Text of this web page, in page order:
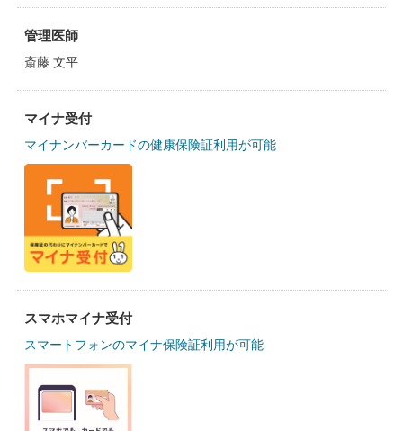
管理医師
斎藤 文平
マイナ受付
マイナンバーカードの健康保険証利用が可能
スマホマイナ受付
スマートフォンのマイナ保険証利用が可能